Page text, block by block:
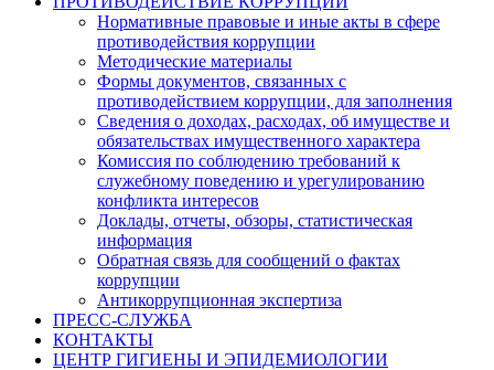
Нормативные правовые и иные акты в сфере
противодействия коррупции
Методические материалы
Формы документов, связанных с
противодействием коррупции, для заполнения
Сведения о доходах, расходах, об имуществе и
обязательствах имущественного характера
Комиссия по соблюдению требований к
служебному поведению и урегулированию
конфликта интересов
Доклады, отчеты, обзоры, статистическая
информация
Обратная связь для сообщений о фактах
коррупции
Антикоррупционная экспертиза
ПРЕСС-СЛУЖБА
КОНТАКТЫ
ЦЕНТР ГИГИЕНЫ И ЭПИДЕМИОЛОГИИ